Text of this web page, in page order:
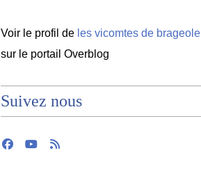
Voir le profil de les vicomtes de brageole
sur le portail Overblog
Suivez nous